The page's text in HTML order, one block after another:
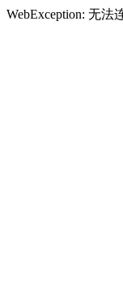
WebException: 无法